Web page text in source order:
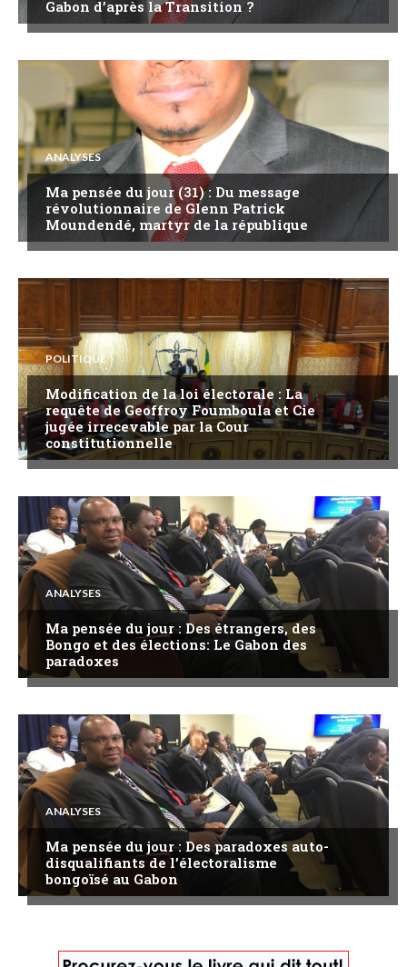
Gabon d’après la Transition ?
ANALYSES
Ma pensée du jour (31) : Du message
révolutionnaire de Glenn Patrick
Moundendé, martyr de la république
POLITIQUE
Modification de la loi électorale : La
requête de Geoffroy Foumboula et Cie
jugée irrecevable par la Cour
constitutionnelle
ANALYSES
Ma pensée du jour : Des étrangers, des
Bongo et des élections: Le Gabon des
paradoxes
ANALYSES
Ma pensée du jour : Des paradoxes auto-
disqualifiants de l’électoralisme
bongoïsé au Gabon